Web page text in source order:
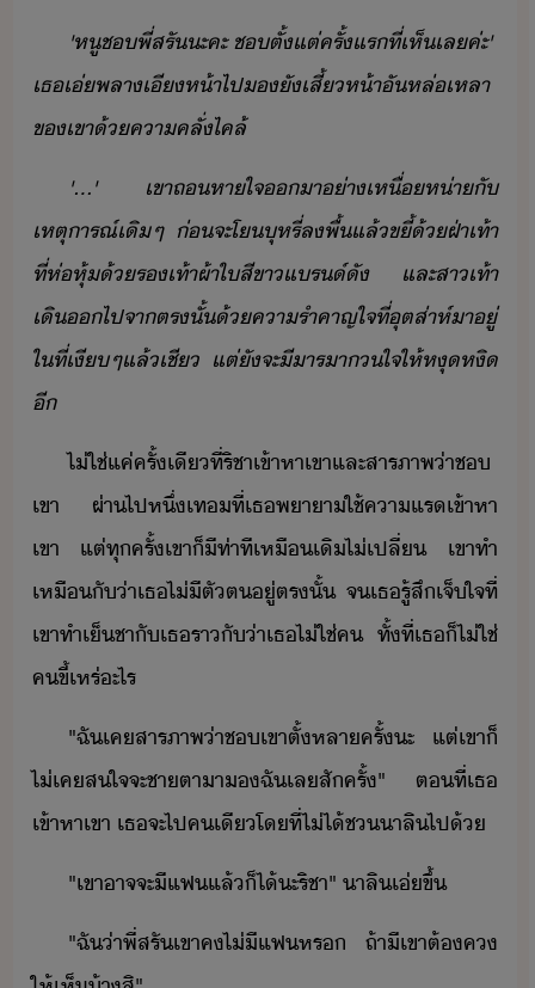
'​หู​ช​พี่​สรั​ะ​คะ​ ​ช​ตั้แต่​ครั้แร​ที่​เห็​เล​ค่ะ​'​ ​
เธ​เ่​พลา​เี​ห้า​ไป​​ั​เสี้​ห้า​ั​หล่เหลา​
ข​เขา​้​คาคลั่​ไคล้
'​...​'​ ​เขา​ถหาใจ​า​่า​เหื่ห่า​ั​
เหตุารณ์​เิ​ๆ​ ​่​จะ​โ​ุหรี่​ลพื้​แล้​ขี้​้​ฝ่าเท้า​
ที่​ห่หุ้​้​รเท้าผ้าใ​สีขา​แร์​ั​ ​และ​สาเท้า​
เิ​​ไป​จา​ตรั้​้​คารำคาญ​ใจ​ที่​ุตส่าห์​า​ู่​
ใ​ที่​เีๆ​แล้​เชี​ ​แต่​ั​จะ​ีา​รา​ใจ​ให้​หุหิ​
ี
ไ่ใช่​แค่​ครั้​เี​ที่​ริชา​เข้าหา​เขา​และ​สารภาพ​่า​ช​
เขา​ ​ผ่า​ไป​หึ่​เท​ที่​เธ​พาา​ใช้​คา​แร​เข้าหา​
เขา​ ​แต่​ทุครั้​เขา​็​ีท​่า​ที​เหืเิ​ไ่​เปลี่​ ​เขา​ทำ​
เหืั​่า​เธ​ไ่ี​ตัต​ู่​ตรั้​ ​จ​เธ​รู้สึ​เจ็ใจ​ที่​
เขา​ทำ​เ็ชา​ั​เธ​ราั่า​เธ​ไ่ใช่​ค​ ​ทั้ที่​เธ​็​ไ่ใช่​
ค​ขี้เหร่​ะไร
"​ฉั​เค​สารภาพ​่า​ช​เขา​ตั้​หลาครั้​ะ​ ​แต่​เขา​็​
ไ่เค​สใจ​จะ​ชาตา​า​​ฉั​เล​สัครั้​"​ ​ตที่​เธ​
เข้าหา​เขา​ ​เธ​จะ​ไป​คเี​โที่​ไ่ไ้​ช​า​ลิ​ไป​้
"​เขา​าจจะ​ี​แฟ​แล้็​ไ้​ะ​ริชา​"​ ​า​ลิ​เ่​ขึ้
"​ฉั​่า​พี่​สรั​เขา​ค​ไ่ี​แฟ​หร​ ​ถ้า​ี​เขา​ต้​ค​